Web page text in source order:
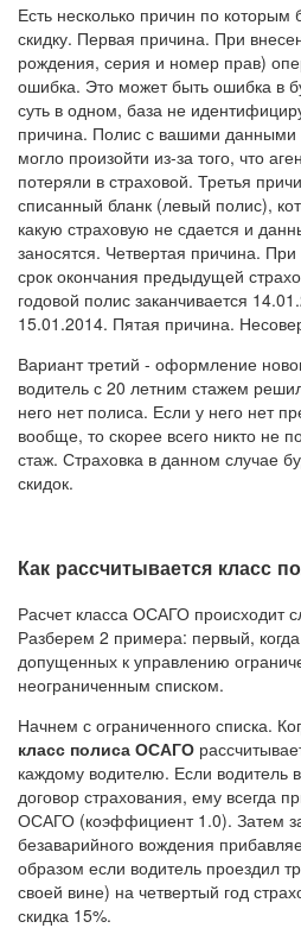
Есть несколько причин по
скидку. Первая причина. При
рождения, серия и номер прав)
ошибка. Это может быть ошибка в
суть в одном, база не
причина. Полис с вашими
могло произойти из-за того, что
потеряли в страховой. Третья
списанный бланк (левый полис),
какую страховую не сдается и
заносятся. Четвертая причина.
срок окончания предыдущей
годовой полис заканчивается
15.01.2014. Пятая причина.
Вариант третий - оформление
водитель с 20 летним стажем
него нет полиса. Если у него нет
вообще, то скорее всего никто не
стаж. Страховка в данном случае
скидок.
Как рассчитывается класс
Расчет класса ОСАГО происходит
Разберем 2 примера: первый,
допущенных к управлению
неограниченным списком.
Начнем с ограниченного списка.
класс полиса ОСАГО
каждому водителю. Если водитель
договор страхования, ему всегда
ОСАГО (коэффициент 1.0). Затем
безаварийного вождения
образом если водитель проездил
своей вине) на четвертый год
скидка 15%.